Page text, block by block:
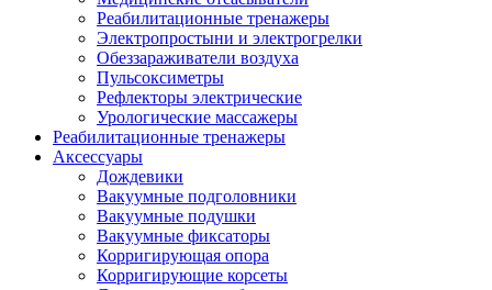
Реабилитационные тренажеры
Электропростыни и электрогрелки
Обеззараживатели воздуха
Пульсоксиметры
Рефлекторы электрические
Урологические массажеры
Реабилитационные тренажеры
Аксессуары
Дождевики
Вакуумные подголовники
Вакуумные подушки
Вакуумные фиксаторы
Корригирующая опора
Корригирующие корсеты